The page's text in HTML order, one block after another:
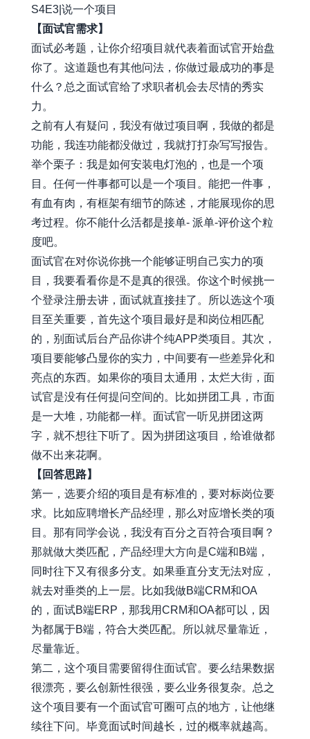
S4E3|说一个项目
【面试官需求】
面试必考题，让你介绍项目就代表着面试官开始盘
你了。这道题也有其他问法，你做过最成功的事是
什么？总之面试官给了求职者机会去尽情的秀实
力。
之前有人有疑问，我没有做过项目啊，我做的都是
功能，我连功能都没做过，我就打打杂写写报告。
举个栗子：我是如何安装电灯泡的，也是一个项
目。任何一件事都可以是一个项目。能把一件事，
有血有肉，有框架有细节的陈述，才能展现你的思
考过程。你不能什么活都是接单- 派单-评价这个粒
度吧。
面试官在对你说你挑一个能够证明自己实力的项
目，我要看看你是不是真的很强。你这个时候挑一
个登录注册去讲，面试就直接挂了。所以选这个项
目至关重要，首先这个项目最好是和岗位相匹配
的，别面试后台产品你讲个纯APP类项目。其次，
项目要能够凸显你的实力，中间要有一些差异化和
亮点的东西。如果你的项目太通用，太烂大街，面
试官是没有任何提问空间的。比如拼团工具，市面
是一大堆，功能都一样。面试官一听见拼团这两
字，就不想往下听了。因为拼团这项目，给谁做都
做不出来花啊。
【回答思路】
第一，选要介绍的项目是有标准的，要对标岗位要
求。比如应聘增长产品经理，那么对应增长类的项
目。那有同学会说，我没有百分之百符合项目啊？
那就做大类匹配，产品经理大方向是C端和B端，
同时往下又有很多分支。如果垂直分支无法对应，
就去对垂类的上一层。比如我做B端CRM和OA
的，面试B端ERP，那我用CRM和OA都可以，因
为都属于B端，符合大类匹配。所以就尽量靠近，
尽量靠近。
第二，这个项目需要留得住面试官。要么结果数据
很漂亮，要么创新性很强，要么业务很复杂。总之
这个项目要有一个面试官可圈可点的地方，让他继
续往下问。毕竟面试时间越长，过的概率就越高。